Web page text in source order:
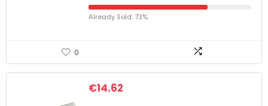
Already Sold: 73%
0
€14.62